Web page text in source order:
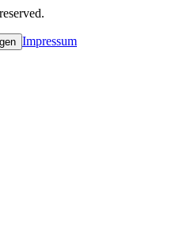
Impressum